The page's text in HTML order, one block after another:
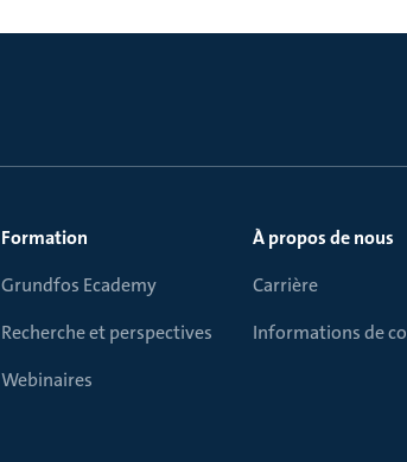
Formation
Grundfos Ecademy
Recherche et perspectives
Webinaires
À propos de nous
Carrière
Informations de